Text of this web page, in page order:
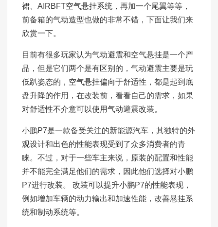
裙、AIRBFT空气悬挂系统，再加一个尾翼等等，
前备箱的气动造型也做的非常不错，下面让我们来
欣赏一下。
目前有很多玩家认为气动避震和空气悬挂是一个产
品，但是它们两个是有区别的，气动避震主要是玩
低趴姿态的，空气悬挂偏向于舒适性，都是起到底
盘升降的作用，在改装前，看看自己的需求，如果
对舒适性不介意可以使用气动避震改装。
小鹏P7是一款备受关注的新能源汽车，其独特的外
观设计和出色的性能表现受到了众多消费者的青
睐。不过，对于一些车主来说，原装的配置和性能
并不能完全满足他们的需求，因此他们选择对小鹏
P7进行改装。 改装可以提升小鹏P7的性能表现，
例如增加车辆的动力输出和加速性能，改善悬挂系
统和制动系统等。